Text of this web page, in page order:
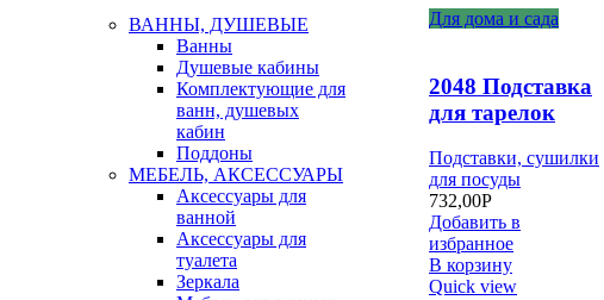
ВАННЫ, ДУШЕВЫЕ
Ванны
Душевые кабины
Комплектующие для
ванн, душевых
кабин
Поддоны
МЕБЕЛЬ, АКСЕССУАРЫ
Аксессуары для
ванной
Аксессуары для
туалета
Зеркала
Для дома и сада
2048 Подставка
для тарелок
Подставки, сушилки
для посуды
732,00Р
Добавить в
избранное
В корзину
Quick view